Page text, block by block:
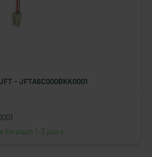
- JFTA6C000BKK0001
livraison 1-3 jours